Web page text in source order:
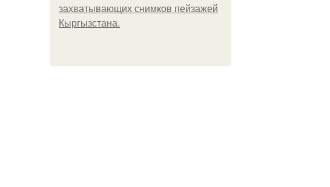
захватывающих снимков пейзажей
Кыргызстана.